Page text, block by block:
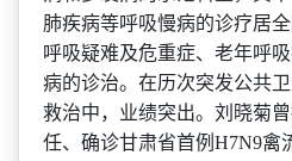
肺疾病等呼吸慢病的诊疗居
呼吸疑难及危重症、老年呼
病的诊治。在历次突发公共
救治中，业绩突出。刘晓菊
任、 确诊甘肃省首例 H7N9禽